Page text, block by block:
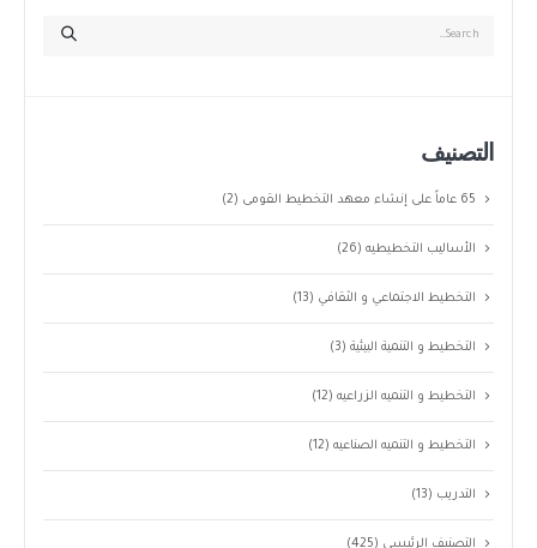
التصنيف
65 عاماً على إنشاء معهد التخطيط القومى (2)
الأساليب التخطيطيه(26)
التخطيط الاجتماعي و الثقافي (13)
التخطيط و التنمية البيئية(3)
التخطيط و التنميه الزراعيه(12)
التخطيط و التنميه الصناعيه(12)
التدريب (13)
التصنيف الرئيسى (425)